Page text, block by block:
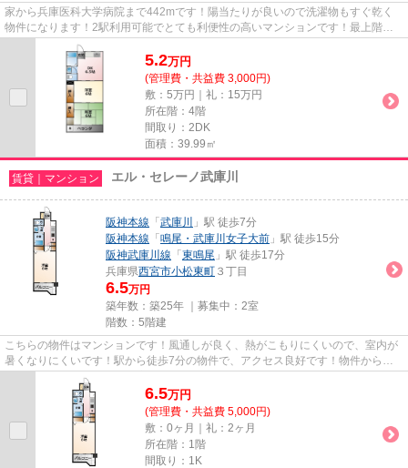
家から兵庫医科大学病院まで442mです！陽当たりが良いので洗濯物もすぐ乾く
物件になります！2駅利用可能でとても利便性の高いマンションです！最上階は
夜景が綺麗に観え、周りの環境も...
5.2万円
(管理費・共益費 3,000円)
敷：5万円｜礼：15万円
所在階：4階
間取り：2DK
面積：39.99㎡
賃貸｜マンション エル・セレーノ武庫川
阪神本線 「 武庫川
」駅 徒歩7分
阪神本線 「 鳴尾・武庫川女子大前 」駅 徒歩15分
阪神武庫川線 「 東鳴尾 」駅 徒歩17分
兵庫県西宮市小松東町 ３丁目
6.5万円
築年数：築25年 ｜募集中： 2室
階数：5階建
こちらの物件はマンションです！風通しが良く、熱がこもりにくいので、室内が
暑くなりにくいです！駅から徒歩7分の物件で、アクセス良好です！物件から駅
までは平坦な道なので、快適に...
6.5万円
(管理費・共益費 5,000円)
敷：0ヶ月｜礼：2ヶ月
所在階：1階
間取り：1K